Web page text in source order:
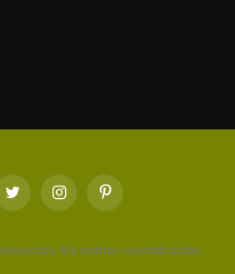
Twitter InstagramPinterest
Alle rechten voorbehouden.